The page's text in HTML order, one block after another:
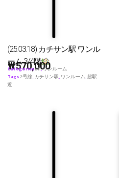
(25.03.18) カチサン駅 ワンル
ーム 3/4階
₩570,000
Categoriesall,ワンルーム
Tags2号線, カチサン駅, ワンルーム, 超駅
近